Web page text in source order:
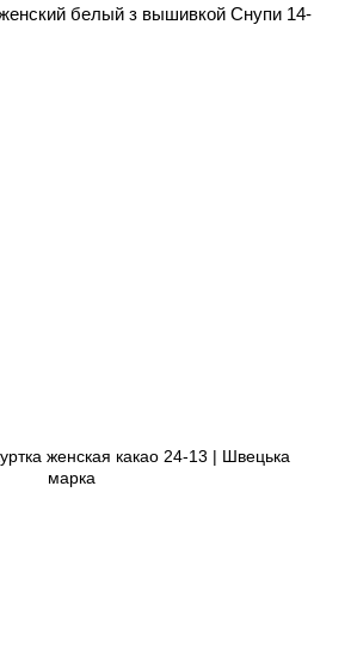
белый з вышивкой Снупи 14-